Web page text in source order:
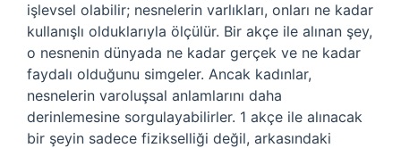
işlevsel olabilir; nesnelerin varlıkları, onları ne kadar
kullanışlı olduklarıyla ölçülür. Bir akçe ile alınan şey,
o nesnenin dünyada ne kadar gerçek ve ne kadar
faydalı olduğunu simgeler. Ancak kadınlar,
nesnelerin varoluşsal anlamlarını daha
derinlemesine sorgulayabilirler. 1 akçe ile alınacak
bir şeyin sadece fizikselliği değil, arkasındaki